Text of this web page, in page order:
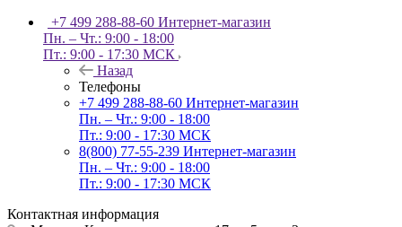
+7 499 288-88-60 Интернет-магазин
Пн. – Чт.: 9:00 - 18:00
Пт.: 9:00 - 17:30 МСК
Назад
Телефоны
+7 499 288-88-60 Интернет-магазин
Пн. – Чт.: 9:00 - 18:00
Пт.: 9:00 - 17:30 МСК
8(800) 77-55-239 Интернет-магазин
Пн. – Чт.: 9:00 - 18:00
Пт.: 9:00 - 17:30 МСК
Контактная информация